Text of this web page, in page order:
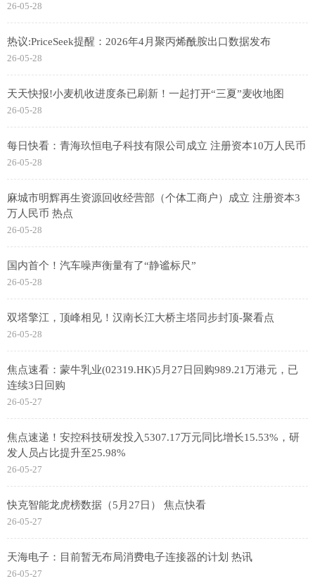
26-05-28
热议:PriceSeek提醒：2026年4月聚丙烯酰胺出口数据发布
26-05-28
天天快报!小麦机收进度条已刷新！一起打开“三夏”麦收地图
26-05-28
每日快看：青海玖恒电子科技有限公司成立 注册资本10万人民币
26-05-28
麻城市明辉再生资源回收经营部（个体工商户）成立 注册资本3
万人民币 热点
26-05-28
国内首个！汽车噪声衡量有了“静谧标尺”
26-05-28
双塔擎江，顶峰相见！汉南长江大桥主塔同步封顶-聚看点
26-05-28
焦点速看：蒙牛乳业(02319.HK)5月27日回购989.21万港元，已
连续3日回购
26-05-27
焦点速递！安控科技研发投入5307.17万元同比增长15.53%，研
发人员占比提升至25.98%
26-05-27
快克智能龙虎榜数据（5月27日） 焦点快看
26-05-27
天海电子：目前暂无布局消费电子连接器的计划 热讯
26-05-27